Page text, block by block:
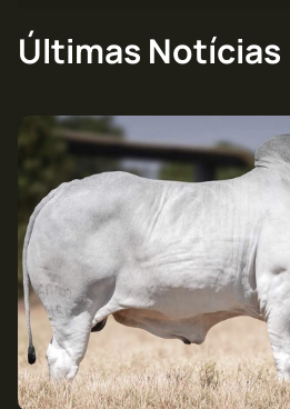
Últimas Notícias